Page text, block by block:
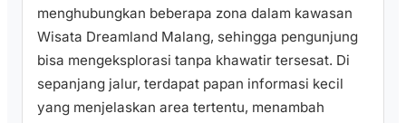
menghubungkan beberapa zona dalam kawasan
Wisata Dreamland Malang, sehingga pengunjung
bisa mengeksplorasi tanpa khawatir tersesat. Di
sepanjang jalur, terdapat papan informasi kecil
yang menjelaskan area tertentu, menambah